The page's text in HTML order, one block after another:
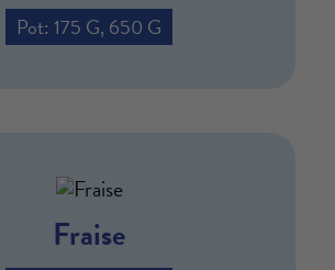
Pot: 175 G, 650 G
Fraise